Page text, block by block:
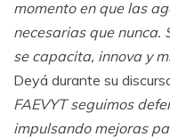
momento en que las
necesarias que nunca.
se capacita, innova y
Deyá durante su
FAEVYT seguimos
impulsando mejoras